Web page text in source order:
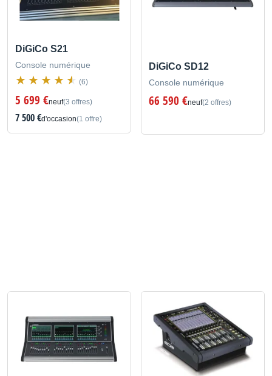
DiGiCo S21
Console numérique
(6)
5 699 €neuf(3 offres)
7 500 €d'occasion(1 offre)
DiGiCo SD12
Console numérique
66 590 €neuf(2 offres)